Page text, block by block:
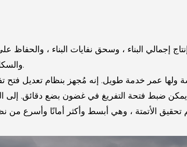
البناء ، وسحق نفايات البناء ، والحفاظ
والسكك الحديدية ، وبناء الطرق والجسور وغيرها من الصناعات.
ولها عمر خدمة طويل. إنه مُجهز بنظام تعديل فتح
يمكن ضبط فتحة التفريغ في غضون بضع دقائق. إلى